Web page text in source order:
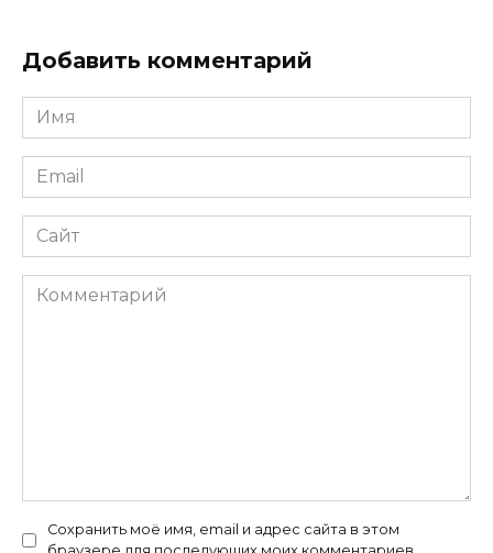
Добавить комментарий
Имя
*
Email
*
Сайт
Комментарий
Сохранить моё имя, email и адрес сайта в этом